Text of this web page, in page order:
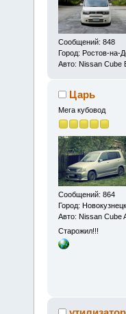
Сообщений: 848
Город: Ростов-на-
Авто: Nissan Cube
Царь
Мега кубовод
Сообщений: 864
Город: Новокузнецк
Авто: Nissan Cube
Старожил!!!